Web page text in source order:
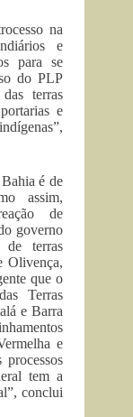
na
e
para se
do PLP
terras
e
é de
assim,
de
governo
de terras
Olivença,
que o
Terras
e Barra
e
tem a
conclui